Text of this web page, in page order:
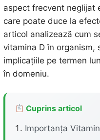
aspect frecvent neglijat
care poate duce la
articol analizează cum
vitamina D în organism,
implicațiile pe termen
în domeniu.
Cuprins articol
Importanța